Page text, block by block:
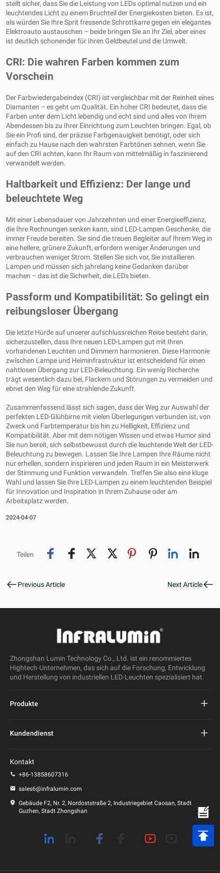
stellt sicher, dass Sie die Leistung von LEDs optimal nutzen und ein
leuchtendes Licht zu einem Bruchteil der Energiekosten bieten. Es ist,
als würden Sie Ihre Sprit fressende Schrottkarre gegen ein elegantes
Elektroauto austauschen – beide bringen Sie an Ihr Ziel, aber eines
ist deutlich schonender für Ihren Geldbeutel und die Umwelt.
CRI: Die wahren Farben kommen zum
Vorschein
Der Farbwiedergabeindex (CRI) ist vergleichbar mit der Reinheit eines
Diamanten – es geht um Qualität. Ein hoher CRI bedeutet, dass die
Farben unter dem Licht lebendig und echt sind und alles von Ihrem
Abendessen bis zu Ihrer Einrichtung zum Leuchten bringen. Egal, ob
Sie ein Profi sind, der präzise Farbgenauigkeit benötigt, oder sich
einfach zu Hause nach den wahrsten Farbtönen sehnen, wenn Sie
auf den CRI achten, kann Ihr Raum von mittelmäßig in faszinierend
verwandelt werden.
Haltbarkeit und Effizienz: Der lange und
beleuchtete Weg
Mit einer Lebensdauer von Jahrzehnten und einer Energieeffizienz,
die Ihre Rechnungen senken kann, sind LED-Lampen Geschenke, die
immer Freude bereiten. Sie sind die treuen Begleiter auf Ihrem Weg in
eine hellere, grünere Zukunft, erfordern weniger Änderungen und
verbrauchen weniger Strom. Stellen Sie sich vor, Sie installieren
Lampen und müssen sich jahrelang keine Gedanken darüber
machen – das ist die Sicherheit, die LEDs bieten.
Passform und Kompatibilität: So gelingt ein
reibungsloser Übergang
Die letzte Hürde auf unserer aufschlussreichen Reise besteht darin,
sicherzustellen, dass Ihre neuen LED-Lampen gut mit Ihren
vorhandenen Leuchten und Dimmern harmonieren. Diese Harmonie
zwischen Lampe und Heiminfrastruktur ist entscheidend für einen
nahtlosen Übergang zur LED-Beleuchtung. Ein wenig Recherche
trägt wesentlich dazu bei, Flackern und Störungen zu vermeiden und
ebnet den Weg für eine strahlende Zukunft.
Zusammenfassend lässt sich sagen, dass der Weg zur Auswahl der
perfekten LED-Glühbirne mit vielen Überlegungen verbunden ist, von
Zweck und Farbtemperatur bis hin zu Helligkeit, Effizienz und
Kompatibilität. Aber mit dem nötigen Wissen und etwas Humor sind
Sie nun bereit, sich selbstbewusst durch die leuchtende Welt der LED-
Beleuchtung zu bewegen. Lassen Sie Ihre Lampen Ihre Räume nicht
nur erhellen, sondern inspirieren und jeden Raum in ein Meisterwerk
der Stimmung und Funktion verwandeln. Treffen Sie also eine kluge
Wahl und lassen Sie Ihre LED-Lampen zu einem leuchtenden Beispiel
für Innovation und Inspiration in Ihrem Zuhause oder am
Arbeitsplatz werden.
2024-04-07
Teilen
Previous Article Next Article
Zhongshan Lumin Technology Co., Ltd. ist ein renommiertes
Hightech-Unternehmen, das sich auf die Forschung, Entwicklung
und Herstellung von industriellen LED-Leuchten spezialisiert hat.
Produkte
LED-Pfostenleuchte
Kundendienst
Datenschutz-Bestimmungen
Kontakt
+86-13858607316
sales6@infralumin.com
Gebäude F2, Nr. 2, Nordoststraße 2, Industriegebiet Caosan, Stadt
Guzhen, Stadt Zhongshan